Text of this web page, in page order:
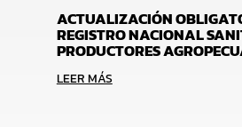
ACTUALIZACIÓN
REGISTRO NACIONAL
PRODUCTORES
LEER MÁS